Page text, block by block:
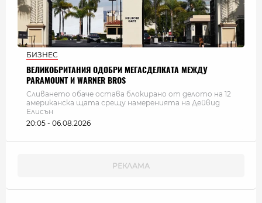
БИЗНЕС
ВЕЛИКОБРИТАНИЯ ОДОБРИ МЕГАСДЕЛКАТА МЕЖДУ
PARAMOUNT И WARNER BROS
Сливането обаче остава блокирано от делото на 12
американска щата срещу намеренията на Дейвид
Елисън
20:05 - 06.08.2026